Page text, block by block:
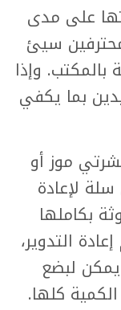
على مدى
سيئ
بالمكتب. وإذا
بما يكفي
موز أو
لإعادة
بكاملها
التدوير،
لبضع
كلها.